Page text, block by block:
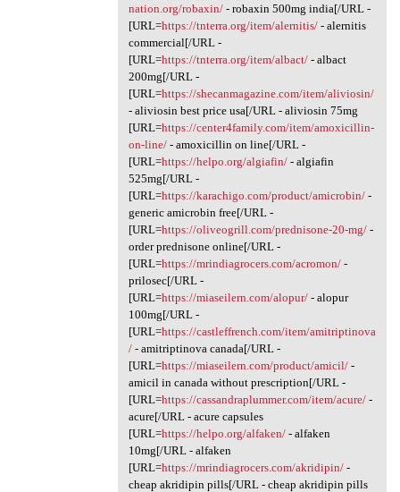
nation.org/robaxin/- robaxin 500mg india[/URL -
[URL=https://tnterra.org/item/alernitis/- alernitis
commercial[/URL -
[URL=https://tnterra.org/item/albact/- albact
200mg[/URL -
[URL=https://shecanmagazine.com/item/aliviosin/
- aliviosin best price usa[/URL - aliviosin 75mg
[URL=https://center4family.com/item/amoxicillin-
on-line/- amoxicillin on line[/URL -
[URL=https://helpo.org/algiafin/- algiafin
525mg[/URL -
[URL=https://karachigo.com/product/amicrobin/-
generic amicrobin free[/URL -
[URL=https://oliveogrill.com/prednisone-20-mg/-
order prednisone online[/URL -
[URL=https://mrindiagrocers.com/acromon/-
prilosec[/URL -
[URL=https://miaseilern.com/alopur/- alopur
100mg[/URL -
[URL=https://castleffrench.com/item/amitriptinova
/- amitriptinova canada[/URL -
[URL=https://miaseilern.com/product/amicil/-
amicil in canada without prescription[/URL -
[URL=https://cassandraplummer.com/item/acure/-
acure[/URL - acure capsules
[URL=https://helpo.org/alfaken/- alfaken
10mg[/URL - alfaken
[URL=https://mrindiagrocers.com/akridipin/-
cheap akridipin pills[/URL - cheap akridipin pills